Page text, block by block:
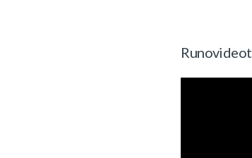
Runovideot